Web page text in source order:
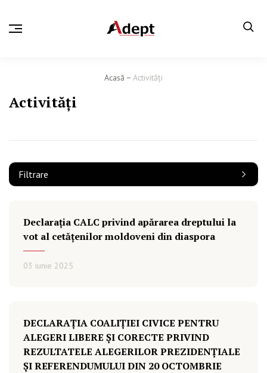
Acasă Activităţi
Activităţi
Filtrare
Declarația CALC privind apărarea dreptului la
vot al cetățenilor moldoveni din diaspora
03 iunie 2025
DECLARAȚIA COALIȚIEI CIVICE PENTRU
ALEGERI LIBERE ȘI CORECTE PRIVIND
REZULTATELE ALEGERILOR PREZIDENȚIALE
ȘI REFERENDUMULUI DIN 20 OCTOMBRIE